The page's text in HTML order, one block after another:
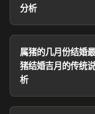
分析
属猪的几月份结婚
猪结婚吉月的传统
析